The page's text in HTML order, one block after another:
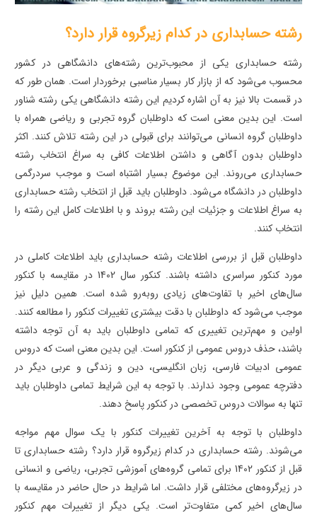
رشته حسابداری در کدام زیرگروه قرار دارد؟
رشته حسابداری یکی از محبوب‌ترین رشته‌های دانشگاهی در کشور
محسوب می‌شود که از بازار کار بسیار مناسبی برخوردار است. همان طور که
در قسمت بالا نیز به آن اشاره کردیم این رشته دانشگاهی یکی رشته شناور
است. این بدین معنی است که داوطلبان گروه تجربی و ریاضی همراه با
داوطلبان گروه انسانی می‌توانند برای قبولی در این رشته تلاش کنند. اکثر
داوطلبان بدون آگاهی و داشتن اطلاعات کافی به سراغ انتخاب رشته
حسابداری می‌روند. این موضوع بسیار اشتباه است و موجب سردرگمی
داوطلبان در دانشگاه می‌شود. داوطلبان باید قبل از انتخاب رشته حسابداری
به سراغ اطلاعات و جزئیات این رشته بروند و با اطلاعات کامل این رشته را
انتخاب کنند.
داوطلبان قبل از بررسی اطلاعات رشته حسابداری باید اطلاعات کاملی در
مورد کنکور سراسری داشته باشند. کنکور سال 1402 در مقایسه با کنکور
سال‌های اخیر با تفاوت‌های زیادی روبه‌رو شده است. همین دلیل نیز
موجب می‌شود که داوطلبان با دقت بیشتری تغییرات کنکور را مطالعه کنند.
اولین و مهم‌ترین تغییری که تمامی داوطلبان باید به آن توجه داشته
باشند، حذف دروس عمومی از کنکور است. این بدین معنی است که دروس
عمومی ادبیات فارسی، زبان انگلیسی، دین و زندگی و عربی دیگر در
دفترچه عمومی وجود ندارند. با توجه به این شرایط تمامی داوطلبان باید
تنها به سوالات دروس تخصصی در کنکور پاسخ دهند.
داوطلبان با توجه به آخرین تغییرات کنکور با یک سوال مهم مواجه
می‌شوند. رشته حسابداری در کدام زیرگروه قرار دارد؟ رشته حسابداری تا
قبل از کنکور 1402 برای تمامی گروه‌های آموزشی تجربی، ریاضی و انسانی
در زیرگروه‌های مختلفی قرار داشت. اما شرایط در حال حاضر در مقایسه با
سال‌های اخیر کمی متفاوت‌تر است. یکی دیگر از تغییرات مهم کنکور